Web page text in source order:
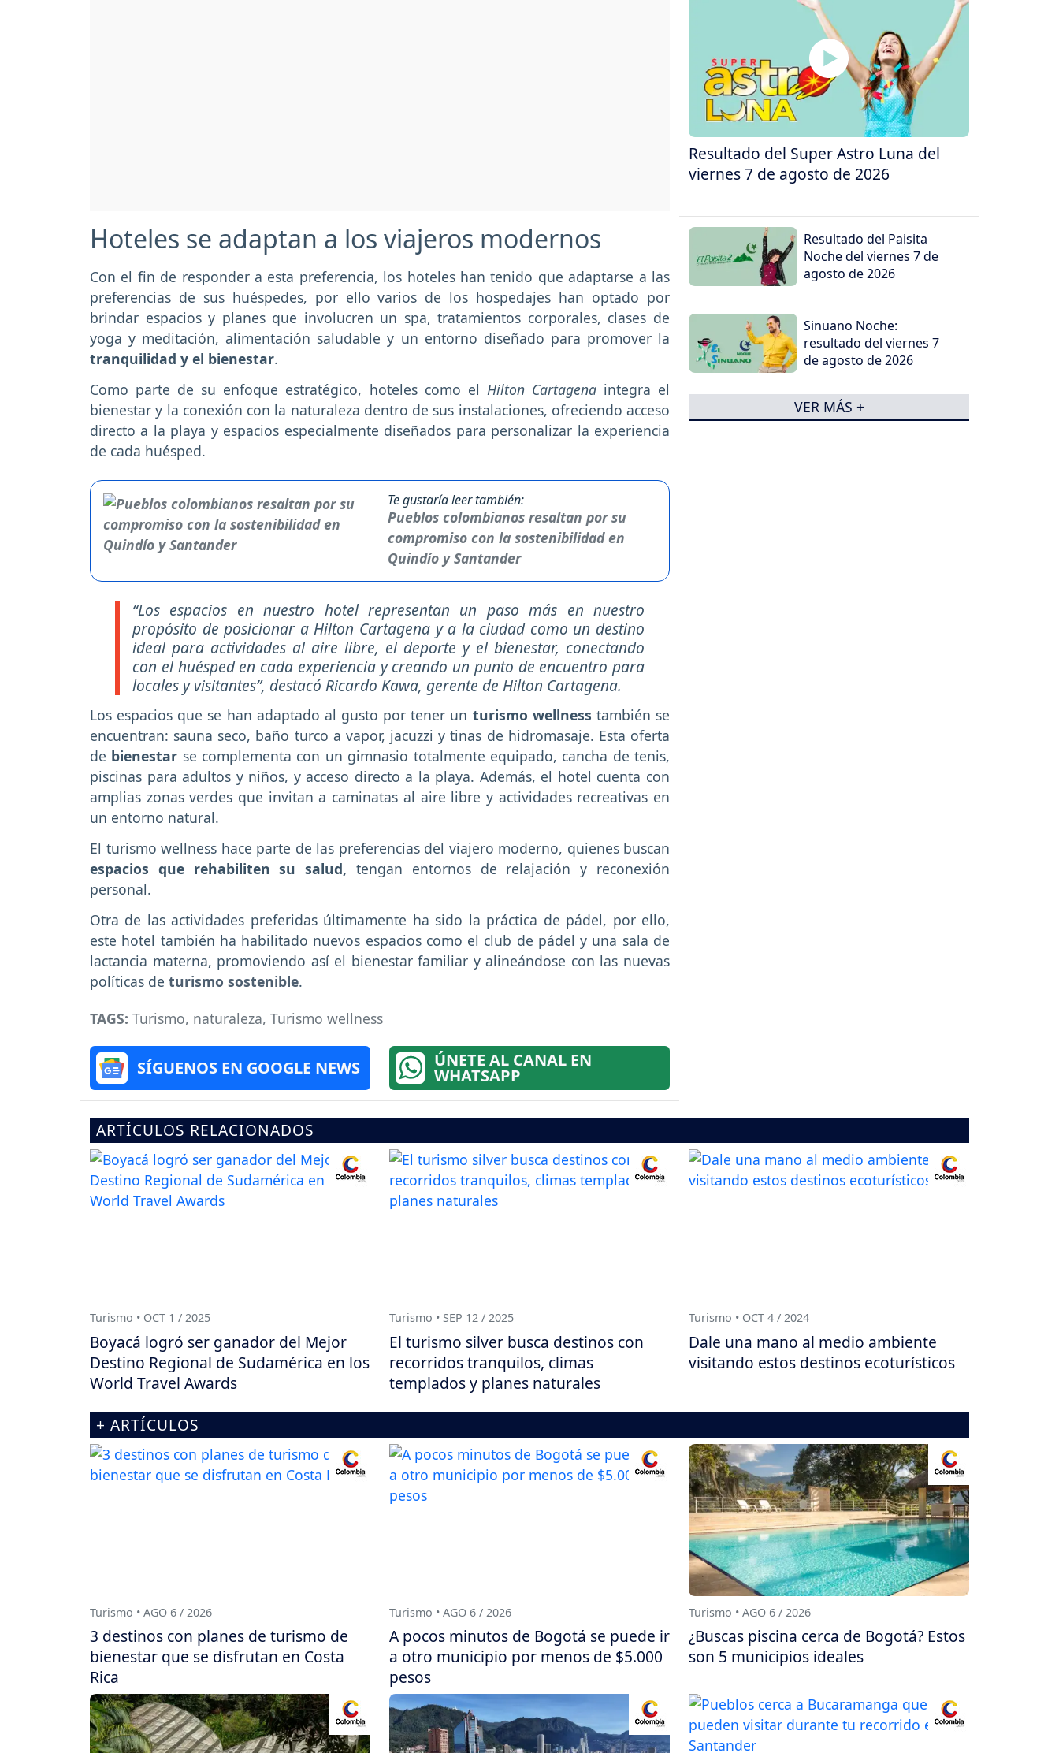
Hoteles se adaptan a los viajeros modernos
Con el fin de responder a esta preferencia, los hoteles han tenido que adaptarse a las
preferencias de sus huéspedes, por ello varios de los hospedajes han optado por
brindar espacios y planes que involucren un spa, tratamientos corporales, clases de
yoga y meditación, alimentación saludable y un entorno diseñado para promover la
tranquilidad y el bienestar.
Como parte de su enfoque estratégico, hoteles como el Hilton Cartagenaintegra el
bienestar y la conexión con la naturaleza dentro de sus instalaciones, ofreciendo acceso
directo a la playa y espacios especialmente diseñados para personalizar la experiencia
de cada huésped.
Te gustaría leer también:
Pueblos colombianos resaltan por su
compromiso con la sostenibilidad en
Quindío y Santander
“Los espacios en nuestro hotel representan un paso más en nuestro
propósito de posicionar a Hilton Cartagena y a la ciudad como un destino
ideal para actividades al aire libre, el deporte y el bienestar, conectando
con el huésped en cada experiencia y creando un punto de encuentro para
locales y visitantes”, destacó Ricardo Kawa, gerente de Hilton Cartagena.
Los espacios que se han adaptado al gusto por tener un turismo wellness también se
encuentran: sauna seco, baño turco a vapor, jacuzzi y tinas de hidromasaje. Esta oferta
de bienestar se complementa con un gimnasio totalmente equipado, cancha de tenis,
piscinas para adultos y niños, y acceso directo a la playa. Además, el hotel cuenta con
amplias zonas verdes que invitan a caminatas al aire libre y actividades recreativas en
un entorno natural.
El turismo wellness hace parte de las preferencias del viajero moderno, quienes buscan
espacios que rehabiliten su salud, tengan entornos de relajación y reconexión
personal.
Otra de las actividades preferidas últimamente ha sido la práctica de pádel, por ello,
este hotel también ha habilitado nuevos espacios como el club de pádel y una sala de
lactancia materna, promoviendo así el bienestar familiar y alineándose con las nuevas
políticas de turismo sostenible.
TAGS: Turismo, naturaleza, Turismo wellness
SÍGUENOS EN GOOGLE NEWS ÚNETE AL CANAL EN
WHATSAPP
Resultado del Super Astro Luna del
viernes 7 de agosto de 2026
Resultado del Paisita
Noche del viernes 7 de
agosto de 2026
Sinuano Noche:
resultado del viernes 7
de agosto de 2026
VER MÁS +
ARTÍCULOS RELACIONADOS
Turismo • OCT 1 / 2025
Boyacá logró ser ganador del Mejor
Destino Regional de Sudamérica en los
World Travel Awards
Turismo • SEP 12 / 2025
El turismo silver busca destinos con
recorridos tranquilos, climas
templados y planes naturales
Turismo • OCT 4 / 2024
Dale una mano al medio ambiente
visitando estos destinos ecoturísticos
+ ARTÍCULOS
Turismo • AGO 6 / 2026
3 destinos con planes de turismo de
bienestar que se disfrutan en Costa
Rica
Turismo • AGO 6 / 2026
A pocos minutos de Bogotá se puede ir
a otro municipio por menos de $5.000
pesos
Turismo • AGO 6 / 2026
¿Buscas piscina cerca de Bogotá? Estos
son 5 municipios ideales